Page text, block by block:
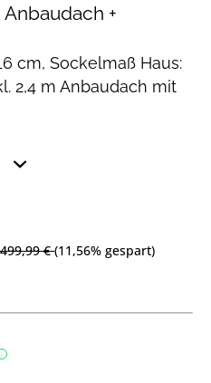
+
cm, Sockelmaß Haus:
2,4 m Anbaudach mit
€(11,56% gespart)
i